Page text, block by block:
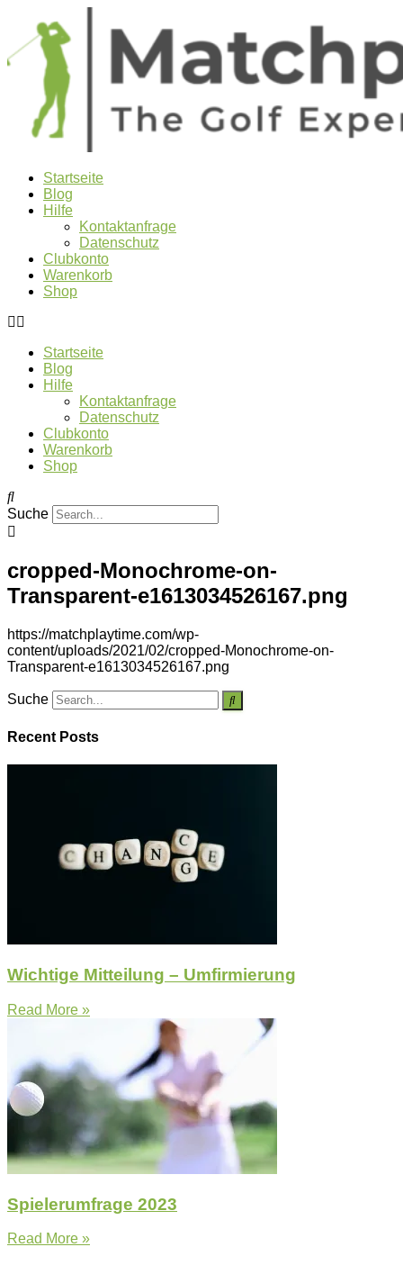
Startseite
Blog
Hilfe
Kontaktanfrage
Datenschutz
Clubkonto
Warenkorb
Shop
Startseite
Blog
Hilfe
Kontaktanfrage
Datenschutz
Clubkonto
Warenkorb
Shop
Suche
cropped-Monochrome-on-
Transparent-e1613034526167.png
https://matchplaytime.com/wp-
content/uploads/2021/02/cropped-Monochrome-on-
Transparent-e1613034526167.png
Suche
Recent Posts
Wichtige Mitteilung – Umfirmierung
Read More »
Spielerumfrage 2023
Read More »